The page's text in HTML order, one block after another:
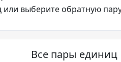
выберите обратную
Все пары единиц